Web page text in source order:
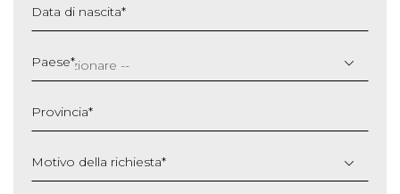
Data di nascita*
slash
MM
AAAA
Paese*
Provincia*
Motivo della richiesta*